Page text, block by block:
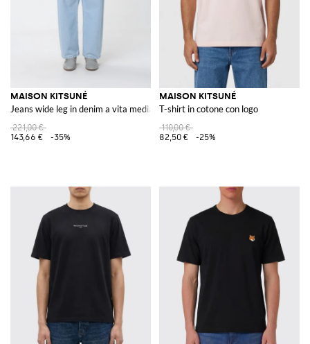
MAISON KITSUNÉ
Jeans wide leg in denim a vita media con cinque tasche
221,00 €
143,66 €
-35%
MAISON KITSUNÉ
T-shirt in cotone con logo
110,00 €
82,50 €
-25%